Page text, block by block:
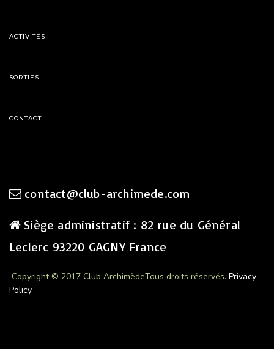
ACTIVITÉS
SORTIES
CONTACT
contact@club-archimede.com
Siège administratif : 82 rue du Général
Leclerc 93220 GAGNY France
Copyright © 2017 Club ArchimèdeTous droits réservés. Privacy
Policy